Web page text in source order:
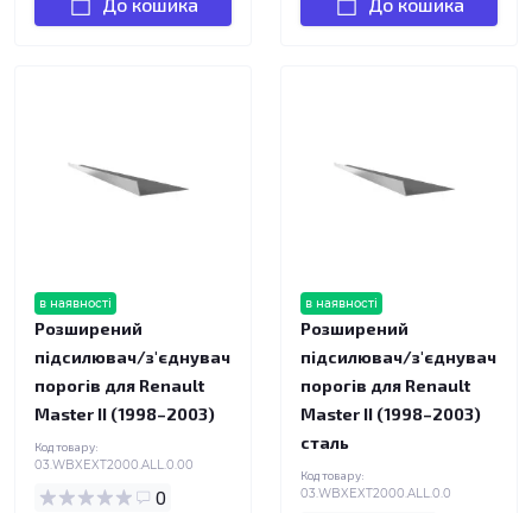
в наявності
Розширений
підсилювач/з'єднувач
порогів для Renault
Master II (1998–2003)
Код товару:
03.WBXEXT2000.ALL.0.00
0
в наявності
Розширений
підсилювач/з'єднувач
порогів для Renault
Master II (1998–2003)
сталь
Код товару:
03.WBXEXT2000.ALL.0.0